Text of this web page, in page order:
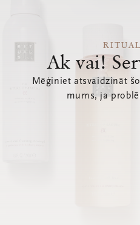
Ak vai!
Mēģiniet atsvaidzināt
mums, ja